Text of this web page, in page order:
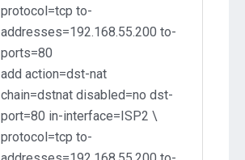
protocol=tcp to-
addresses=192.168.55.200 to-
ports=80
add action=dst-nat
chain=dstnat disabled=no dst-
port=80 in-interface=ISP2 \
protocol=tcp to-